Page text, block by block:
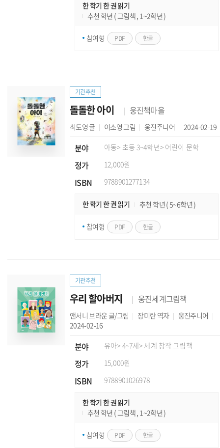
한 학기 한 권 읽기
추천 학년 ( 그림책 , 1~2학년 )
참여형 PDF 한글
기관추천
돌돌한 아이 웅진책마을
최도영 글 이소영그림 웅진주니어 2024-02-19
분야 아동> 초등 3~4학년> 어린이 문학
정가 12,000원
ISBN 9788901277134
한 학기 한 권 읽기 추천 학년 ( 5~6학년 )
참여형 PDF 한글
기관추천
우리 할아버지 웅진세계그림책
앤서니 브라운 글/그림 장미란역자
웅진주니어
2024-02-16
분야 유아> 4~7세> 세계 창작 그림책
정가 15,000원
ISBN 9788901026978
한 학기 한 권 읽기
추천 학년 ( 그림책 , 1~2학년 )
참여형 PDF 한글